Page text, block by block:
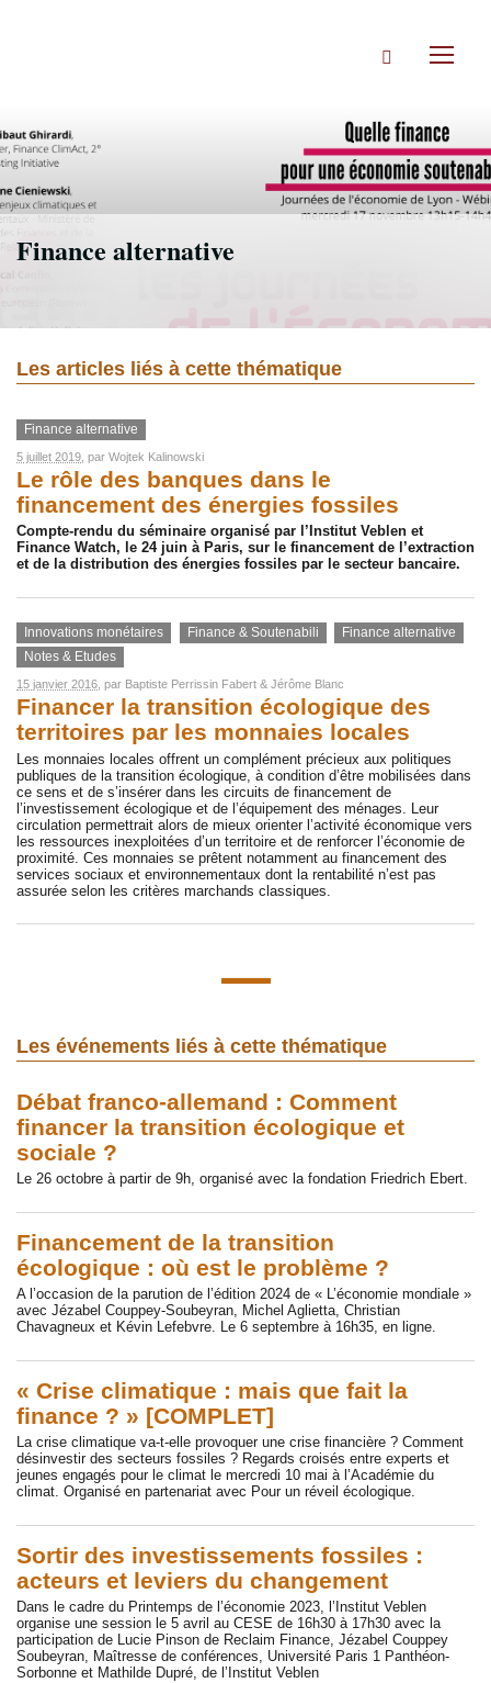
Rechercher
Finance alternative
Les articles liés à cette thématique
Finance alternative
5 juillet 2019 , par Wojtek Kalinowski
Le rôle des banques dans le
financement des énergies fossiles
Compte-rendu du séminaire organisé par l’Institut Veblen et
Finance Watch, l e 24 juin à Paris, sur le financement de l’extraction
et de la distribution des énergies fossiles par le secteur bancaire.
Innovations monétaires Finance & Soutenabili
Finance alternative
Notes & Etudes
15 janvier 2016 , par Baptiste Perrissin Fabert & Jérôme Blanc
Financer la transition écologique des
territoires par les monnaies locales
Les monnaies locales offrent un complément précieux aux politiques
publiques de la transition écologique, à condition d’être mobilisées dans
ce sens et de s’insérer dans les circuits de financement de
l’investissement écologique et de l’équipement des ménages. Leur
circulation permettrait alors de mieux orienter l’activité économique vers
les ressources inexploitées d’un territoire et de renforcer l’économie de
proximité. Ces monnaies se prêtent notamment au financement des
services sociaux et environnementaux dont la rentabilité n’est pas
assurée selon les critères marchands classiques.
Les événements liés à cette thématique
Débat franco-allemand : Comment
financer la transition écologique et
sociale ?
Le 26 octobre à partir de 9h, organisé avec la fondation Friedrich Ebert.
Financement de la transition
écologique : où est le problème ?
A l’occasion de la parution de l’édition 2024 de « L’économie mondiale »
avec Jézabel Couppey-Soubeyran, Michel Aglietta, Christian
Chavagneux et Kévin Lefebvre. Le 6 septembre à 16h35, en ligne.
« Crise climatique : mais que fait la
finance ? » [COMPLET]
La crise climatique va-t-elle provoquer une crise financière ? Comment
désinvestir des secteurs fossiles ? Regards croisés entre experts et
jeunes engagés pour le climat le mercredi 10 mai à l’Académie du
climat. Organisé en partenariat avec Pour un réveil écologique.
Sortir des investissements fossiles :
acteurs et leviers du changement
Dans le cadre du Printemps de l’économie 2023, l’Institut Veblen
organise une session le 5 avril au CESE de 16h30 à 17h30 avec la
participation de Lucie Pinson de Reclaim Finance, Jézabel Couppey
Soubeyran, Maîtresse de conférences, Université Paris 1 Panthéon-
Sorbonne et Mathilde Dupré, de l’Institut Veblen